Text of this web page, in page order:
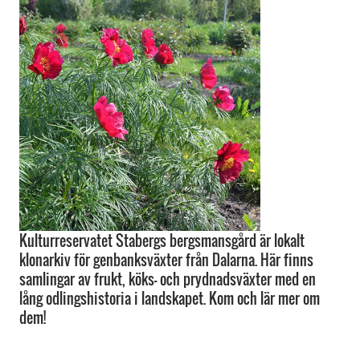
Kulturreservatet Stabergs bergsmansgård är lokalt
klonarkiv för genbanksväxter från Dalarna. Här finns
samlingar av frukt, köks- och prydnadsväxter med en
lång odlingshistoria i landskapet. Kom och lär mer om
dem!